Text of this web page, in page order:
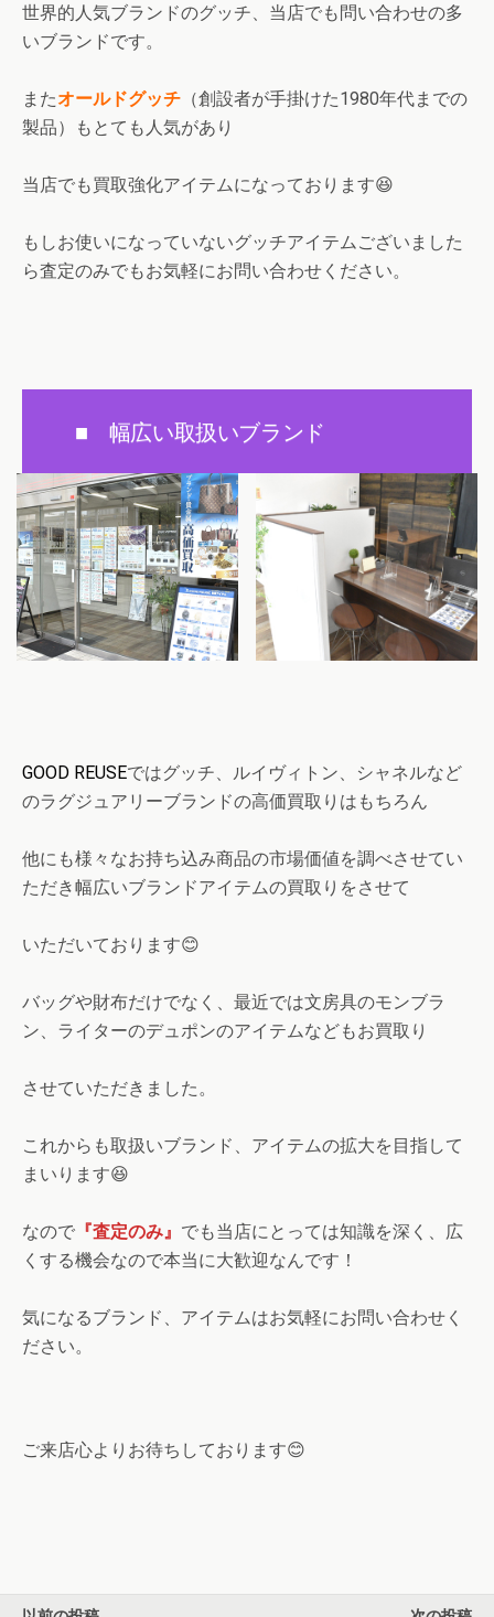
世界的人気ブランドのグッチ、当店でも問い合わせの多
いブランドです。
またオールドグッチ （創設者が手掛けた1980年代までの
製品）もとても人気があり
当店でも買取強化アイテムになっております😆
もしお使いになっていないグッチアイテムございました
ら査定のみでもお気軽にお問い合わせください。
■ 幅広い取扱いブランド
GOOD REUSEではグッチ、ルイヴィトン、シャネルなど
のラグジュアリーブランドの高価買取りはもちろん
他にも様々なお持ち込み商品の市場価値を調べさせてい
ただき幅広いブランドアイテムの買取りをさせて
いただいております😊
バッグや財布だけでなく、最近では文房具のモンブラ
ン、ライターのデュポンのアイテムなどもお買取り
させていただきました。
これからも取扱いブランド、アイテムの拡大を目指して
まいります😆
なので 『査定のみ』 でも当店にとっては知識を深く、広
くする機会なので本当に大歓迎なんです！
気になるブランド、アイテムはお気軽にお問い合わせく
ださい。
ご来店心よりお待ちしております😊